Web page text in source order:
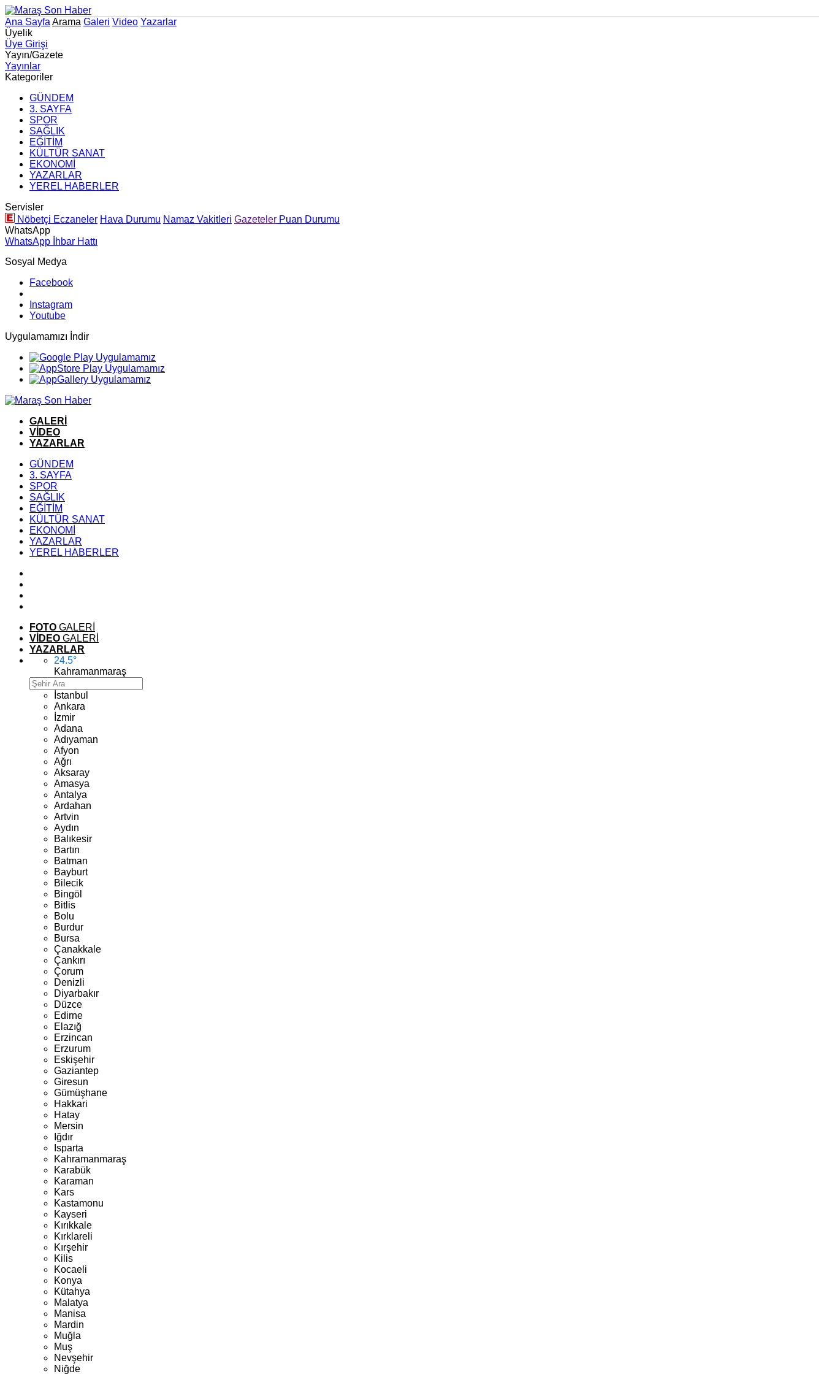
Ana Sayfa Arama Galeri Video Yazarlar
Üyelik
Üye Girişi
Yayın/Gazete
Yayınlar
Kategoriler
GÜNDEM
3. SAYFA
SPOR
SAĞLIK
EĞİTİM
KÜLTÜR SANAT
EKONOMİ
YAZARLAR
YEREL HABERLER
Servisler
Nöbetçi Eczaneler Hava Durumu Namaz Vakitleri Gazeteler Puan Durumu
WhatsApp
WhatsApp İhbar Hattı
Sosyal Medya
Facebook
Instagram
Youtube
Uygulamamızı İndir
GALERİ
VİDEO
YAZARLAR
GÜNDEM
3. SAYFA
SPOR
SAĞLIK
EĞİTİM
KÜLTÜR SANAT
EKONOMİ
YAZARLAR
YEREL HABERLER
FOTO GALERİ
VİDEO GALERİ
YAZARLAR
24.5°
Kahramanmaraş
İstanbul
Ankara
İzmir
Adana
Adıyaman
Afyon
Ağrı
Aksaray
Amasya
Antalya
Ardahan
Artvin
Aydın
Balıkesir
Bartın
Batman
Bayburt
Bilecik
Bingöl
Bitlis
Bolu
Burdur
Bursa
Çanakkale
Çankırı
Çorum
Denizli
Diyarbakır
Düzce
Edirne
Elazığ
Erzincan
Erzurum
Eskişehir
Gaziantep
Giresun
Gümüşhane
Hakkari
Hatay
Mersin
Iğdır
Isparta
Kahramanmaraş
Karabük
Karaman
Kars
Kastamonu
Kayseri
Kırıkkale
Kırklareli
Kırşehir
Kilis
Kocaeli
Konya
Kütahya
Malatya
Manisa
Mardin
Muğla
Muş
Nevşehir
Niğde